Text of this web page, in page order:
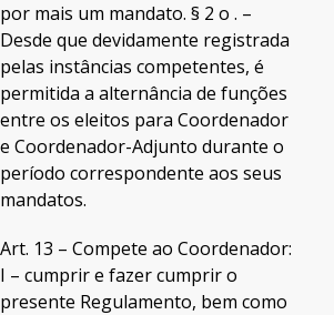
por mais um mandato. § 2 o . –
Desde que devidamente registrada
pelas instâncias competentes, é
permitida a alternância de funções
entre os eleitos para Coordenador
e Coordenador-Adjunto durante o
período correspondente aos seus
mandatos.
Art. 13 – Compete ao Coordenador:
I – cumprir e fazer cumprir o
presente Regulamento, bem como